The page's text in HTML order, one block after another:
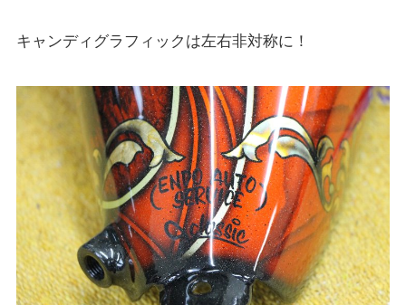
キャンディグラフィックは左右非対称に！